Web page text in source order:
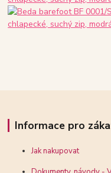
Informace pro
Jak nakupovat